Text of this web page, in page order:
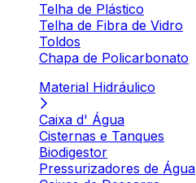
Telha de Plástico
Telha de Fibra de Vidro
Toldos
Chapa de Policarbonato
Material Hidráulico
Caixa d' Água
Cisternas e Tanques
Biodigestor
Pressurizadores de Água